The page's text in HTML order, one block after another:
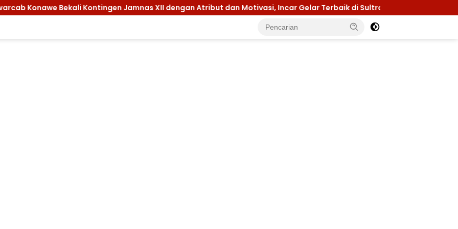
Bekali Kontingen Jamnas XII dengan Atribut dan Motivasi, Incar Gelar Terbaik di Sultra Menuju Jamnas 2026,